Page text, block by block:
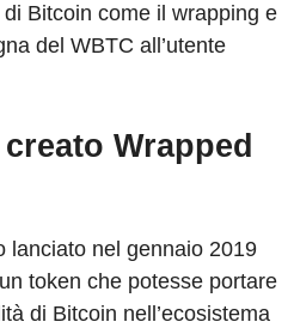
Bitcoin come il wrapping e
del WBTC all’utente
Wrapped
lanciato nel gennaio 2019
token che potesse portare
di Bitcoin nell’ecosistema